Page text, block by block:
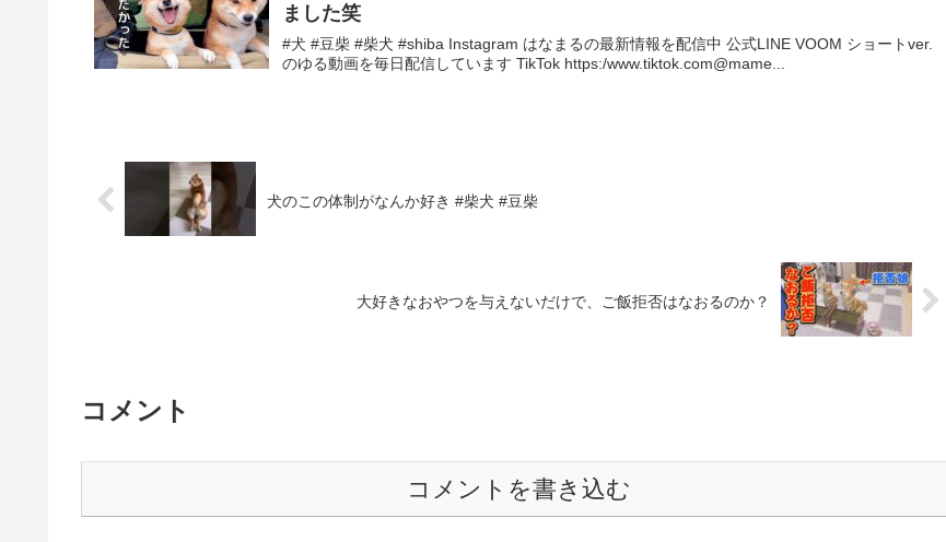
ました笑
#犬 #豆柴 #柴犬 #shiba Instagram はなまるの最新情報を配信中 公式LINE VOOM ショートver.
のゆる動画を毎日配信しています TikTok https:/www.tiktok.com@mame...
犬のこの体制がなんか好き #柴犬 #豆柴
大好きなおやつを与えないだけで、ご飯拒否はなおるのか？
コメント
コメントを書き込む